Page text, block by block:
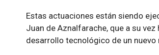
Estas actuaciones están siendo
Juan de Aznalfarache, que a su
desarrollo tecnológico de un